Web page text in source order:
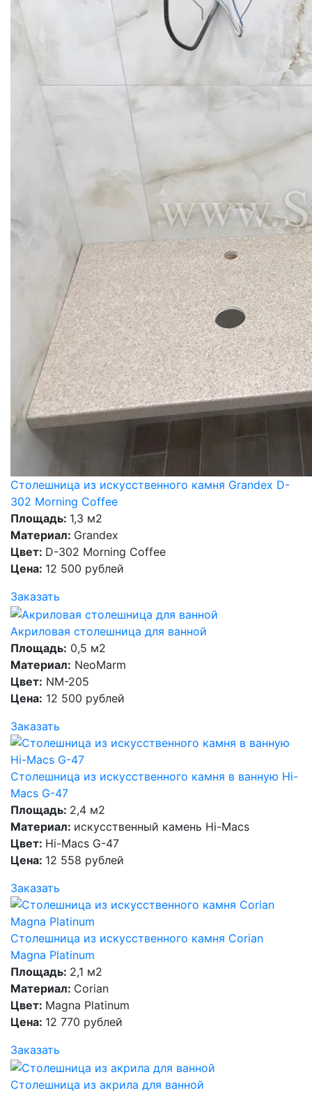
Столешница из искусственного камня Grandex D-
302 Morning Coffee
Площадь: 1,3 м2
Материал: Grandex
Цвет: D-302 Morning Coffee
Цена: 12 500 рублей
Заказать
Акриловая столешница для ванной
Площадь: 0,5 м2
Материал: NeoMarm
Цвет: NM-205
Цена: 12 500 рублей
Заказать
Столешница из искусственного камня в ванную Hi-
Macs G-47
Площадь: 2,4 м2
Материал: искусственный камень Hi-Macs
Цвет: Hi-Macs G-47
Цена: 12 558 рублей
Заказать
Столешница из искусственного камня Corian
Magna Platinum
Площадь: 2,1 м2
Материал: Corian
Цвет: Magna Platinum
Цена: 12 770 рублей
Заказать
Столешница из акрила для ванной